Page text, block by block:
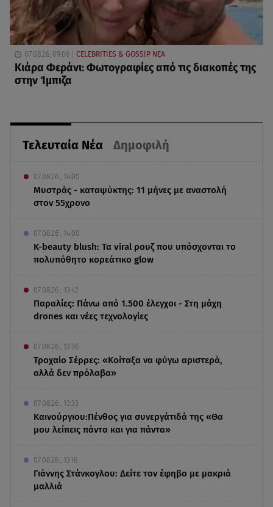
Τελευταία Νέα Δημοφιλή
07.08.26 , 14:05
Μυστράς - καταψύκτης: 11 μήνες με αναστολή
στον 55χρονο
07.08.26 , 14:00
K-beauty blush: Τα viral ρουζ που υπόσχονται το
πολυπόθητο κορεάτικο glow
07.08.26 , 13:42
Παραλίες: Πάνω από 1.500 έλεγχοι - Στη μάχη
drones και νέες τεχνολογίες
07.08.26 , 13:36
Τροχαίο Σέρρες: «Κοίταξα να φύγω αριστερά,
αλλά δεν πρόλαβα»
07.08.26 , 13:33
Καινούργιου:Πένθος για συνεργάτιδά της «Θα
μου λείπεις πάντα και για πάντα»
07.08.26 , 13:16
Γιάννης Στάνκογλου: Δείτε τον έφηβο με μακριά
μαλλιά
07.08.26, 09:06 CELEBRITIES & GOSSIP ΝΕΑ
Κιάρα Φεράνι: Φωτογραφίες από τις διακοπές της
στην Ίμπιζα